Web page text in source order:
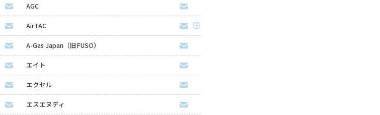
AGC
AirTAC
A-Gas Japan（旧FUSO）
エイト
エクセル
エスエヌディ